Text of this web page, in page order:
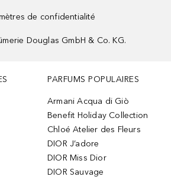
de confidentialité
Douglas GmbH & Co. KG.
PARFUMS POPULAIRES
Armani Acqua di Giò
Benefit Holiday Collection
Chloé Atelier des Fleurs
DIOR J’adore
DIOR Miss Dior
DIOR Sauvage